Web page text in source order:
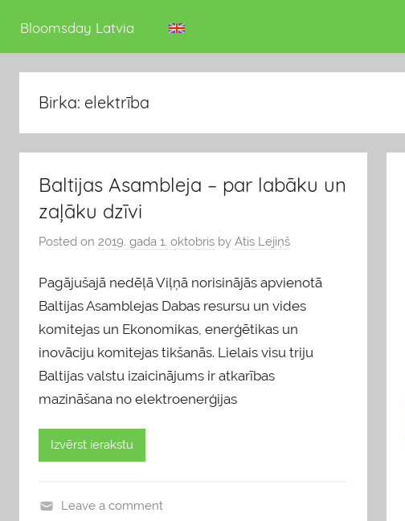
Bloomsday Latvia
Birka: elektrība
Baltijas Asambleja – par labāku un
zaļāku dzīvi
Posted on 2019. gada 1. oktobris by Atis Lejiņš
Pagājušajā nedēļā Viļņā norisinājās apvienotā
Baltijas Asamblejas Dabas resursu un vides
komitejas un Ekonomikas, enerģētikas un
inovāciju komitejas tikšanās. Lielais visu triju
Baltijas valstu izaicinājums ir atkarības
mazināšana no elektroenerģijas
Izvērst ierakstu
Leave a comment